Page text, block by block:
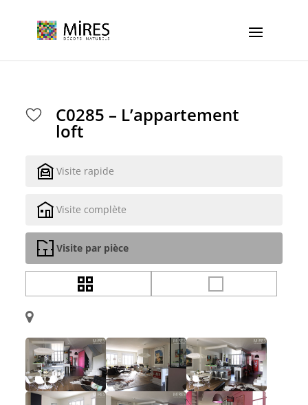
C0285 – L’appartement
loft
Visite rapide
Visite complète
Visite par pièce